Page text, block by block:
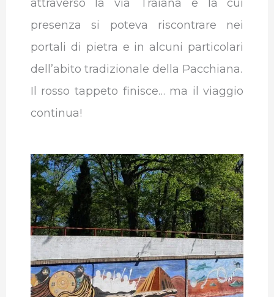
attraverso la via Traiana e la cui
presenza si poteva riscontrare nei
portali di pietra e in alcuni particolari
dell’abito tradizionale della Pacchiana.
Il rosso tappeto finisce… ma il viaggio
continua!